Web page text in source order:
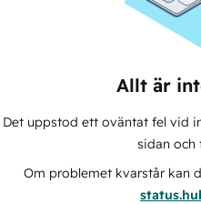
Allt är
Det uppstod ett oväntat fel vid
sidan och
Om problemet kvarstår kan